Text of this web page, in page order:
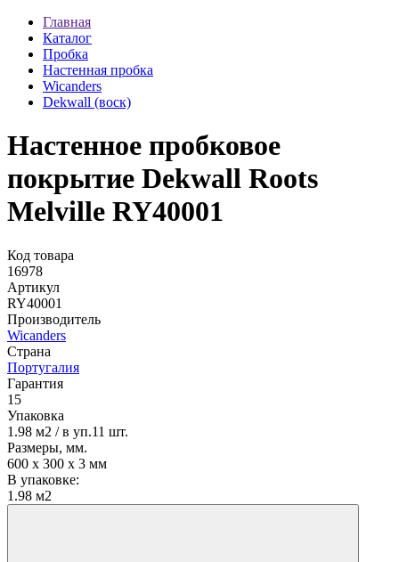
Главная
Каталог
Пробка
Настенная пробка
Wicanders
Dekwall (воск)
Настенное пробковое
покрытие Dekwall Roots
Melville RY40001
Код товара
16978
Артикул
RY40001
Производитель
Wicanders
Страна
Португалия
Гарантия
15
Упаковка
1.98 м2 / в уп.11 шт.
Размеры, мм.
600 х 300 х 3 мм
В упаковке:
1.98 м2